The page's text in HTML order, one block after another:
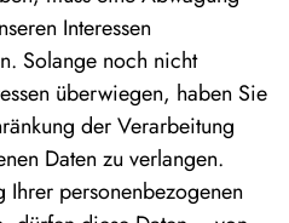
Interessen
Solange noch nicht
überwiegen, haben Sie
der Verarbeitung
Daten zu verlangen.
personenbezogenen